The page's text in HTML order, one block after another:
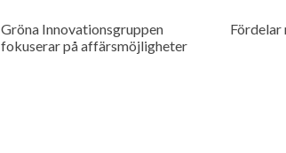
Gröna Innovationsgruppen
fokuserar på affärsmöjligheter
Fördelar